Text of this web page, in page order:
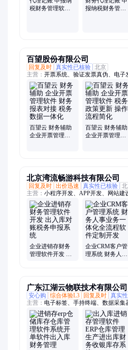
税财务管理软件
报纳税财务管理
百望股份有限公司
回复及时 真实性已核验 北京
主营： 开票系统、验证发票真伪、电子
件、电子发票接口
百望云 财务辅助
企业开票管理软
百望云 财务辅助
企业开票管理软
北京湾流畅游科技有限公司
回复及时 出价迅速 真实性已核验
主营： 小程序开发、APP开发、网站建
件开发、AI人工智能、游戏开发、
开发、区块链、量化交易、物联网、数
单片机、网站开发、技术服务、小程序
saas系统、网站改版建设、网站搭建、
企业进销存财务
管理软件开发 出
企业CRM客户管
理系统 财务人事
广东江湖云物联技术有限公司
安心购
综合体验L3 回复及时 真实
主营： 电子标签、手持终端、数据采集
库管理系统、智能仓库管理、固定资产